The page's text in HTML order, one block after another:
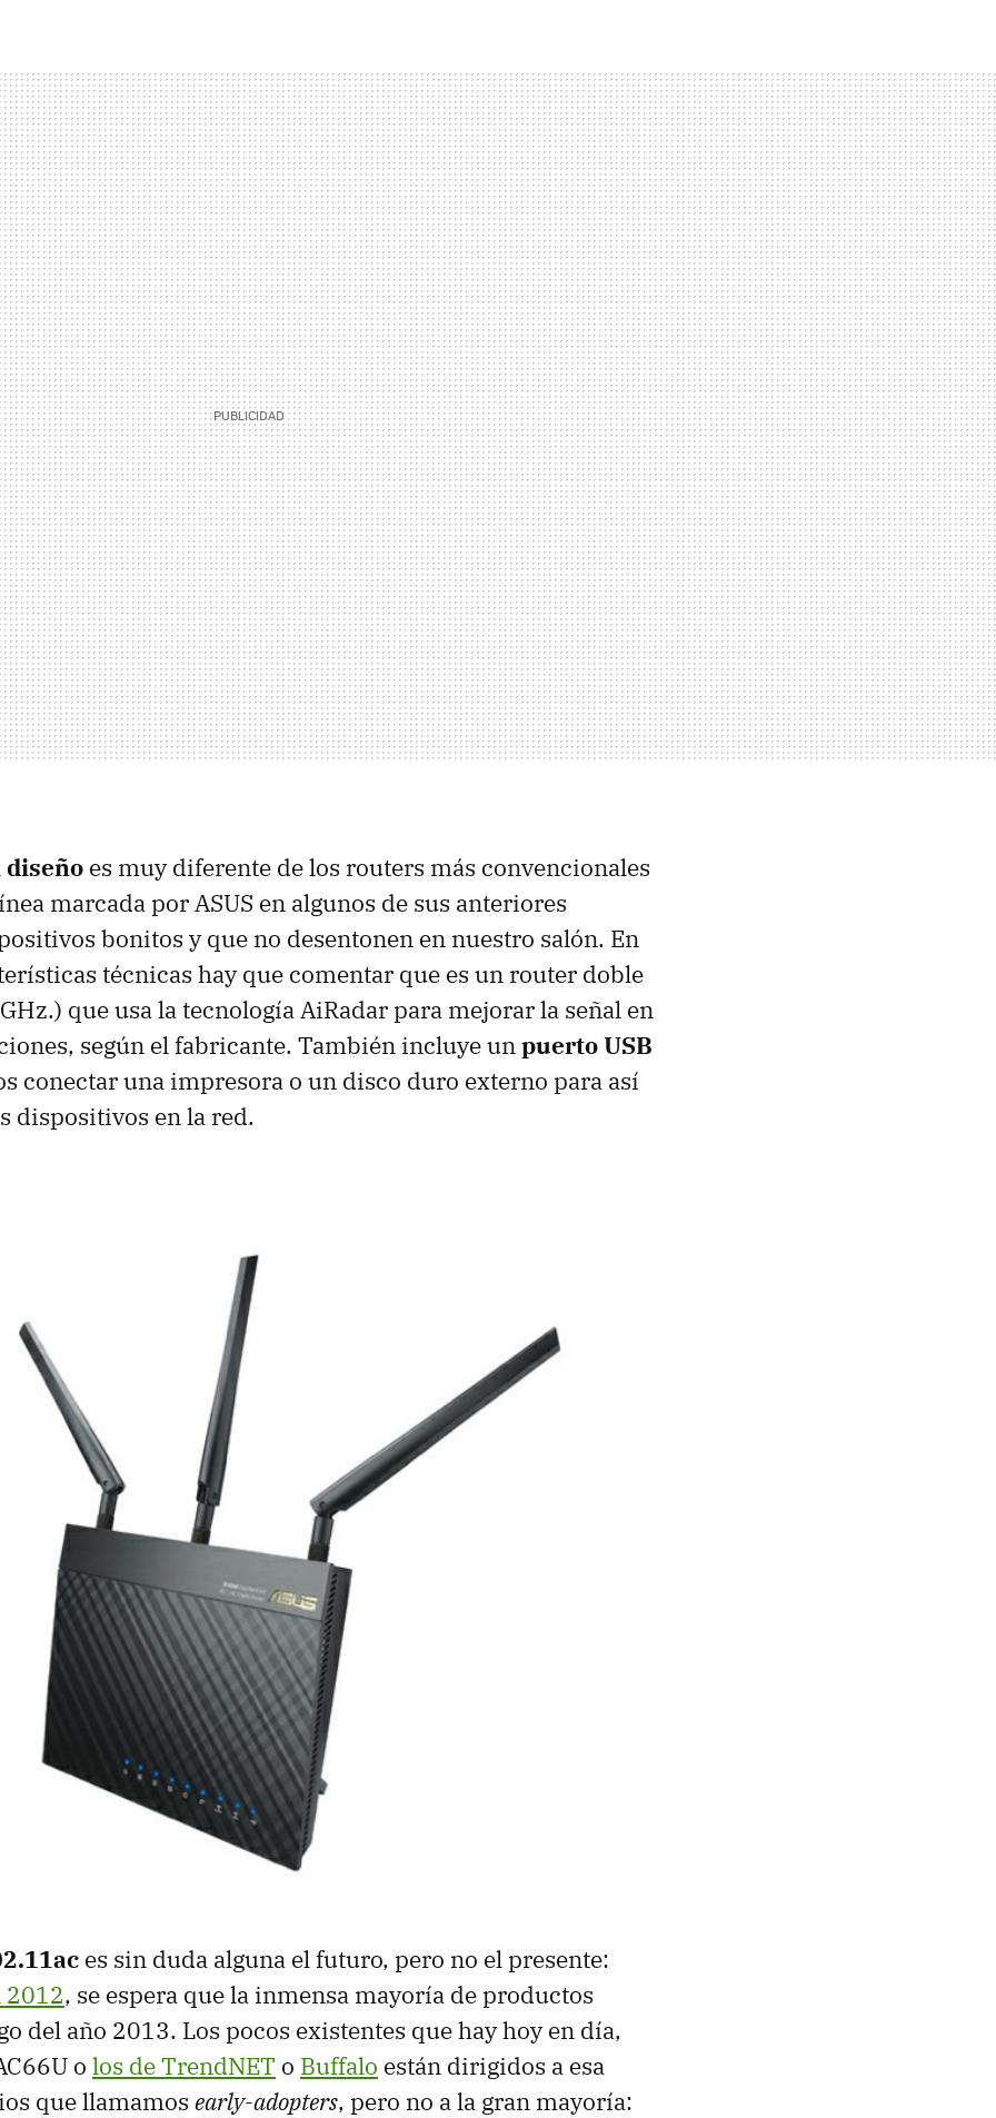
diseño es muy diferente de los routers más convencionales
marcada porASUS en algunos de sus anteriores
bonitos y que no desentonen en nuestro salón. En
técnicas hay que comentar que es un router doble
que usa la tecnología AiRadar para mejorar la señal en
según el fabricante. También incluye unpuertoUSB
conectar una impresora o un disco duro externo para así
dispositivos en la red.
es sin duda alguna el futuro, pero no el presente:
2012, se espera que la inmensa mayoría de productos
del año 2013. Los pocos existentes que hay hoy en día,
o los de TrendNET o Buffalo están dirigidos a esa
que llamamos early-adopters, pero no a la gran mayoría: